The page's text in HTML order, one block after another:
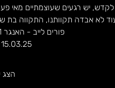
יש רגעים שעוצמתיים מאי
לא אבדה תקוותנו, התקווה בת
פורים לייב - האנגר 11 - נמל תל - אביב
15.03.25 - מוצ״ש
הצג